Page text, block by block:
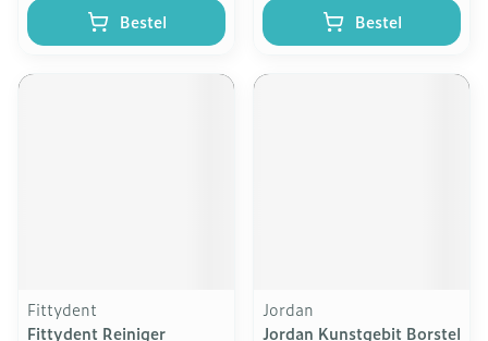
Bestel Bestel
Fittydent
Fittydent Reiniger
Jordan
Jordan Kunstgebit Borstel